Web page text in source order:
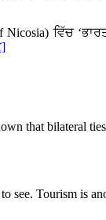
Nicosia) ਵਿੱਚ
that bilateral
Tourism is